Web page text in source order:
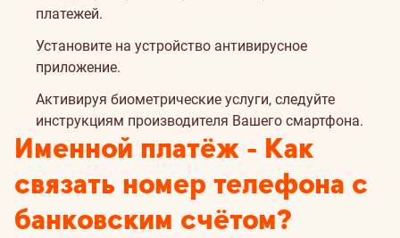
платежей.
Установите на устройство антивирусное
приложение.
Активируя биометрические услуги, следуйте
инструкциям производителя Вашего смартфона.
Именной платёж - Как
связать номер телефона с
банковским счётом?